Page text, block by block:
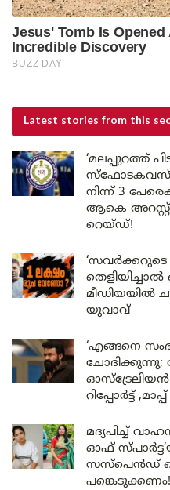
Latest stories from this
‘മലപ്പുറത്ത്
നിന്ന് 3
ആകെ അറസ്റ്റ്
റെയ്ഡ്!
‘സവർക്കറുടെ
മീഡിയയിൽ
യുവാവ്
‘എങ്ങനെ
ഓസ്ട്രേലിയൻ
റിപ്പോർട്ട്
മദ്യപിച്ച്
ഓഫ്
സസ്പെൻഡ്
പങ്കെടുക്കണം!